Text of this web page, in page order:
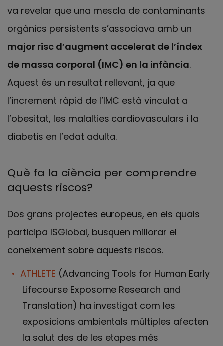
va revelar que una mescla de contaminants
orgànics persistents s’associava amb un
major risc d’augment accelerat de l’índex
de massa corporal (IMC) en la infància.
Aquest és un resultat rellevant, ja que
l’increment ràpid de l’IMC està vinculat a
l’obesitat, les malalties cardiovasculars i la
diabetis en l’edat adulta.
Què fa la ciència per comprendre
aquests riscos?
Dos grans projectes europeus, en els quals
participa ISGlobal, busquen millorar el
coneixement sobre aquests riscos.
ATHLETE (Advancing Tools for Human Early
Lifecourse Exposome Research and
Translation) ha investigat com les
exposicions ambientals múltiples afecten
la salut des de les etapes més